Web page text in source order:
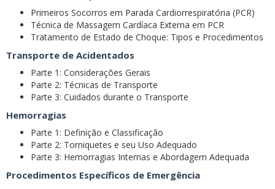
Primeiros Socorros em Parada Cardiorrespiratória (PCR)
Técnica de Massagem Cardíaca Externa em PCR
Tratamento de Estado de Choque: Tipos e Procedimentos
Transporte de Acidentados
Parte 1: Considerações Gerais
Parte 2: Técnicas de Transporte
Parte 3: Cuidados durante o Transporte
Hemorragias
Parte 1: Definição e Classificação
Parte 2: Torniquetes e seu Uso Adequado
Parte 3: Hemorragias Internas e Abordagem Adequada
Procedimentos Específicos de Emergência